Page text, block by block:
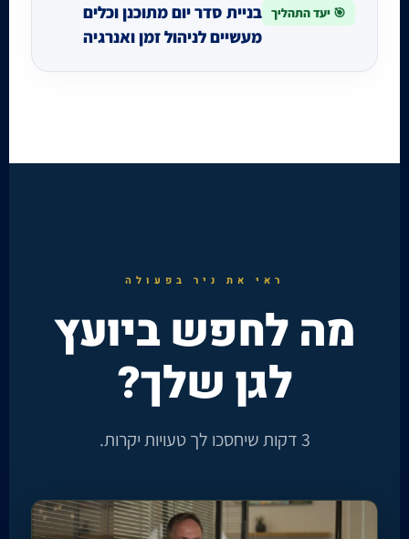
🎯 יעד התהליך בניית סדר יום מתוכנן וכלים
מעשיים לניהול זמן ואנרגיה
ראי את ניר בפעולה
מה לחפש ביועץ
לגן שלך?
3 דקות שיחסכו לך טעויות יקרות.